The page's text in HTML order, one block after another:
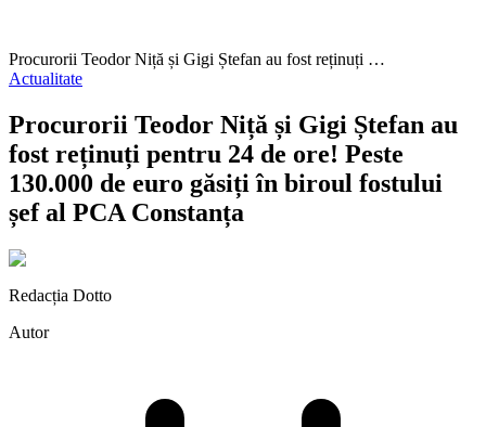
Procurorii Teodor Niță și Gigi Ștefan au fost reținuți …
Actualitate
Procurorii Teodor Niță și Gigi Ștefan au
fost reținuți pentru 24 de ore! Peste
130.000 de euro găsiți în biroul fostului
șef al PCA Constanța
Redacția Dotto
Autor